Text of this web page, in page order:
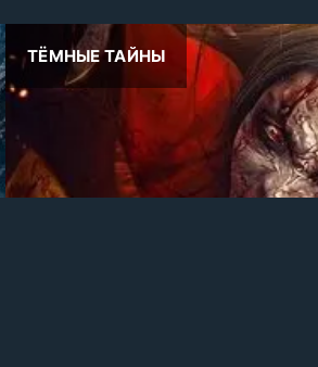
ТЁМНЫЕ ТАЙНЫ